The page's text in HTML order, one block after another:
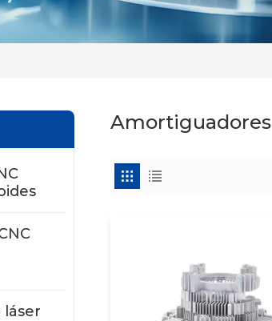
Amortiguadores
láser